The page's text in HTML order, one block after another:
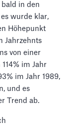
in den
wurde klar,
Höhepunkt
Jahrzehnts
von einer
im Jahr
im Jahr 1989,
und es
Trend ab.